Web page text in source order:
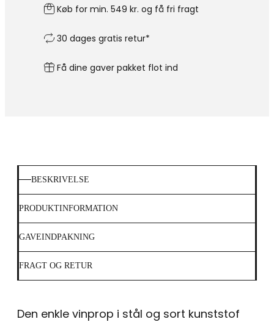
Køb for min. 549 kr. og få fri fragt
30 dages gratis retur*
Få dine gaver pakket flot ind
BESKRIVELSE
PRODUKTINFORMATION
GAVEINDPAKNING
FRAGT OG RETUR
Den enkle vinprop i stål og sort kunststof